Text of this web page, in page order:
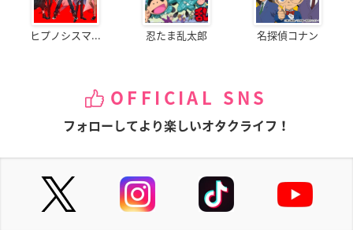
ヒプノシスマ... 忍たま乱太郎 名探偵コナン
OFFICIAL SNS
フォローしてより楽しいオタクライフ！